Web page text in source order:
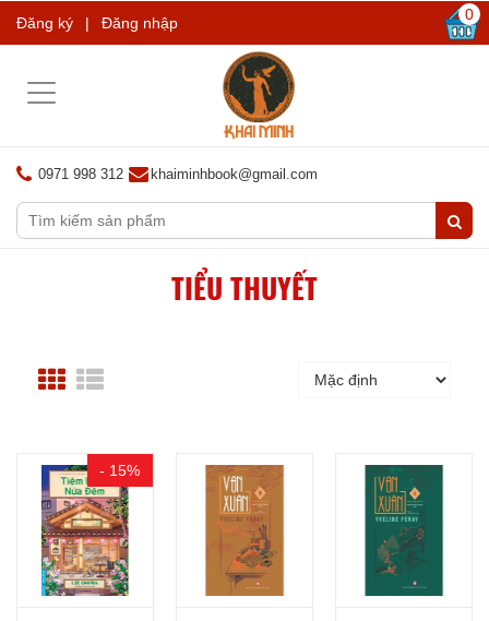
Đăng ký | Đăng nhập 0
Toggle
0971 998 312 khaiminhbook@gmail.com
TIỂU THUYẾT
- 15%